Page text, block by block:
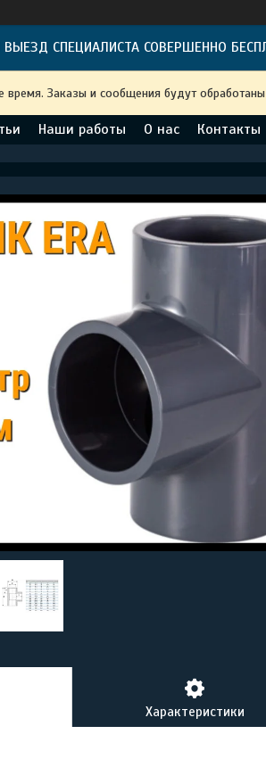
СПЕЦИАЛИСТА СОВЕРШЕННО
время. Заказы и сообщения будут
Наши работы О нас Контакты
Характеристики